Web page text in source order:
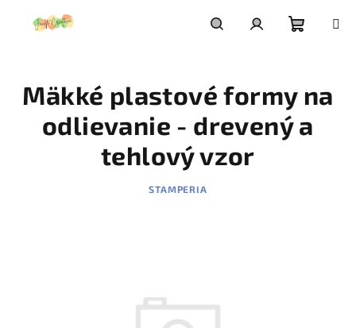
košík
Mäkké plastové formy na
odlievanie - drevený a
tehlový vzor
STAMPERIA